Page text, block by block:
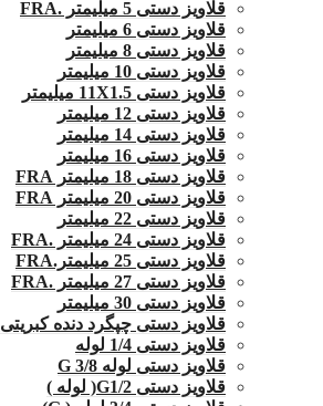
قلاویز دستی 5 میلیمتر .FRA
قلاویز دستی 6 میلیمتر
قلاویز دستی 8 میلیمتر
قلاویز دستی 10 میلیمتر
قلاویز دستی 11X1.5 میلیمتر
قلاویز دستی 12 میلیمتر
قلاویز دستی 14 میلیمتر
قلاویز دستی 16 میلیمتر
قلاویز دستی 18 میلیمتر FRA
قلاویز دستی 20 میلیمتر FRA
قلاویز دستی 22 میلیمتر
قلاویز دستی 24 میلیمتر .FRA
قلاویز دستی 25 میلیمتر.FRA
قلاویز دستی 27 میلیمتر .FRA
قلاویز دستی 30 میلیمتر
قلاویز دستی چپگرد دنده کبریتی TR 3X12
قلاویز دستی 1/4 لوله
قلاویز دستی لوله G 3/8
قلاویز دستی G1/2( لوله )